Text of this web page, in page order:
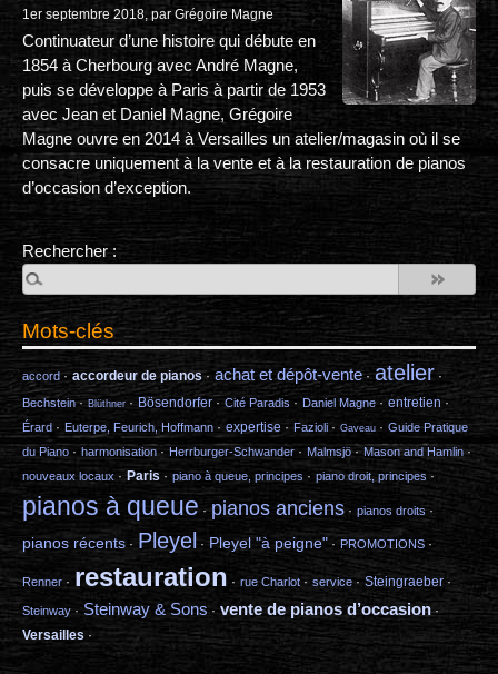
1er septembre 2018, par Grégoire Magne
Continuateur d’une histoire qui débute en
1854 à Cherbourg avec André Magne,
puis se développe à Paris à partir de 1953
avec Jean et Daniel Magne, Grégoire
Magne ouvre en 2014 à Versailles un atelier/magasin où il se
consacre uniquement à la vente et à la restauration de pianos
d’occasion d’exception.
Rechercher :
Mots-clés
accord· accordeur de pianos· achat et dépôt-vente· atelier ·
Bechstein· Blüthner · Bösendorfer · Cité Paradis · Daniel Magne · entretien ·
Érard · Euterpe, Feurich, Hoffmann · expertise· Fazioli · Gaveau · Guide Pratique
du Piano · harmonisation · Herrburger-Schwander · Malmsjö· Mason and Hamlin·
nouveaux locaux· Paris · piano à queue, principes · piano droit, principes ·
pianos à queue · pianos anciens · pianos droits·
pianos récents · Pleyel · Pleyel "à peigne" · PROMOTIONS ·
Renner · restauration · rue Charlot · service· Steingraeber ·
Steinway · Steinway & Sons · vente de pianos d’occasion·
Versailles ·